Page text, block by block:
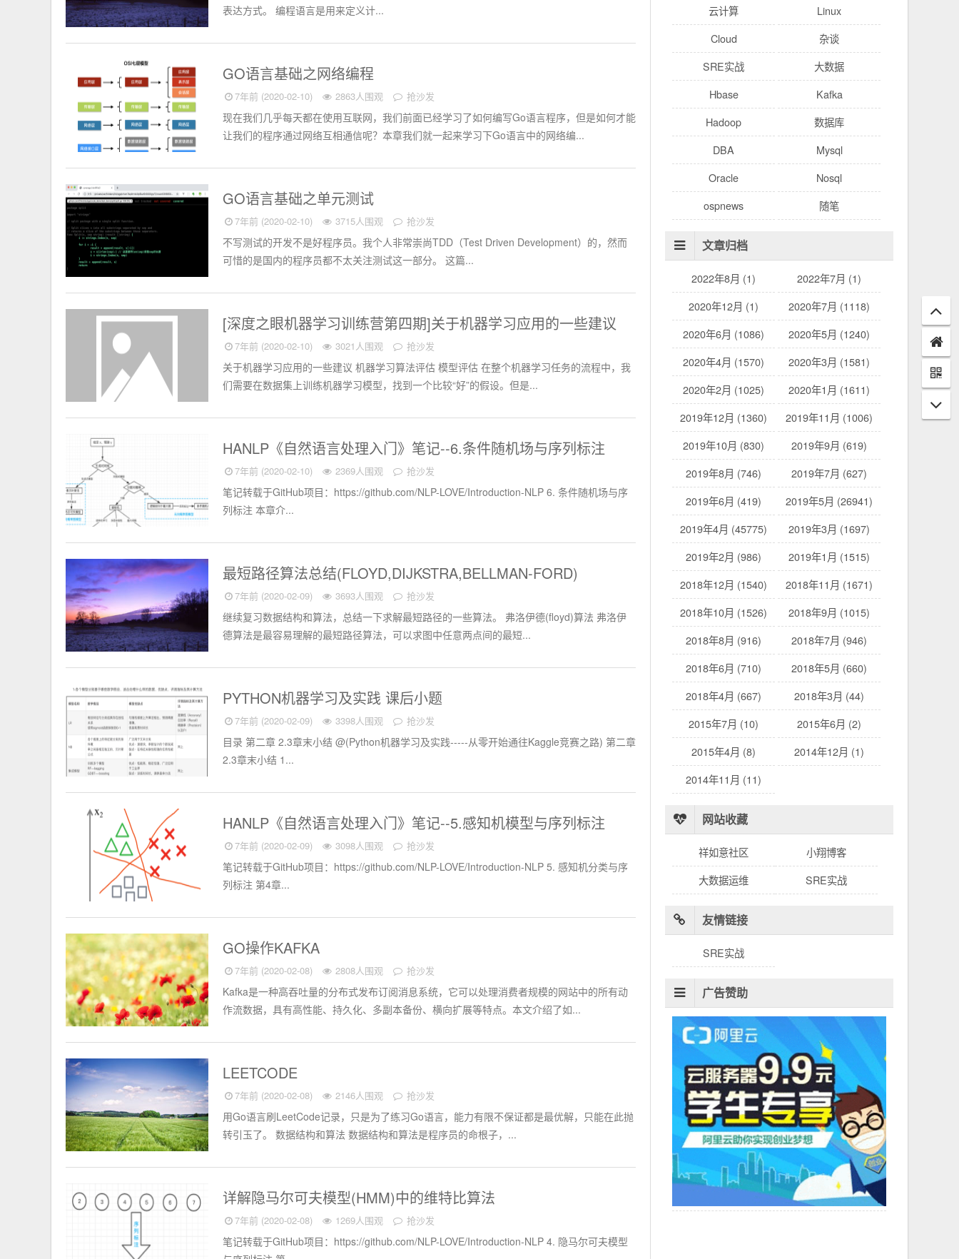
表达方式。 编程语言是用来定义计...
go GO语言基础之网络编程
7年前 (2020-02-10) 2863人围观 抢沙发
现在我们几乎每天都在使用互联网，我们前面已经学习了如何编写Go语言程序，但是如何才能
让我们的程序通过网络互相通信呢？本章我们就一起来学习下Go语言中的网络编...
go GO语言基础之单元测试
7年前 (2020-02-10) 3715人围观 抢沙发
不写测试的开发不是好程序员。我个人非常崇尚TDD（Test Driven Development）的，然而
可惜的是国内的程序员都不太关注测试这一部分。 这篇...
人工智能 [深度之眼机器学习训练营第四期]关于机器学习应用的一些建议
7年前 (2020-02-10) 3021人围观 抢沙发
关于机器学习应用的一些建议 机器学习算法评估 模型评估 在整个机器学习任务的流程中，我
们需要在数据集上训练机器学习模型，找到一个比较“好”的假设。但是...
HANLP《自然语言处理入门》笔记--6.条件随机场与序列标注
7年前 (2020-02-10) 2369人围观 抢沙发
笔记转载于GitHub项目：https://github.com/NLP-LOVE/Introduction-NLP 6. 条件随机场与序
列标注 本章介...
算法 最短路径算法总结(FLOYD,DIJKSTRA,BELLMAN-FORD)
7年前 (2020-02-09) 3693人围观 抢沙发
继续复习数据结构和算法，总结一下求解最短路径的一些算法。 弗洛伊德(floyd)算法 弗洛伊
德算法是最容易理解的最短路径算法，可以求图中任意两点间的最短...
人工智能 PYTHON机器学习及实践 课后小题
7年前 (2020-02-09) 3398人围观 抢沙发
目录 第二章 2.3章末小结 @(Python机器学习及实践-----从零开始通往Kaggle竞赛之路) 第二章
2.3章末小结 1...
人工智能 HANLP《自然语言处理入门》笔记--5.感知机模型与序列标注
7年前 (2020-02-09) 3098人围观 抢沙发
笔记转载于GitHub项目：https://github.com/NLP-LOVE/Introduction-NLP 5. 感知机分类与序
列标注 第4章...
go GO操作KAFKA
7年前 (2020-02-08) 2808人围观 抢沙发
Kafka是一种高吞吐量的分布式发布订阅消息系统，它可以处理消费者规模的网站中的所有动
作流数据，具有高性能、持久化、多副本备份、横向扩展等特点。本文介绍了如...
go LEETCODE
7年前 (2020-02-08) 2146人围观 抢沙发
用Go语言刷LeetCode记录，只是为了练习Go语言，能力有限不保证都是最优解，只能在此抛
转引玉了。 数据结构和算法 数据结构和算法是程序员的命根子，...
人工智能 详解隐马尔可夫模型(HMM)中的维特比算法
7年前 (2020-02-08) 1269人围观 抢沙发
笔记转载于GitHub项目：https://github.com/NLP-LOVE/Introduction-NLP 4. 隐马尔可夫模型
云计算
Linux
Cloud
杂谈
SRE实战
大数据
Hbase
Kafka
Hadoop
数据库
DBA
Mysql
Oracle
Nosql
ospnews
随笔
文章归档
2022年8月 (1)
2022年7月 (1)
2020年12月 (1)
2020年7月 (1118)
2020年6月 (1086)
2020年5月 (1240)
2020年4月 (1570)
2020年3月 (1581)
2020年2月 (1025)
2020年1月 (1611)
2019年12月 (1360)
2019年11月 (1006)
2019年10月 (830)
2019年9月 (619)
2019年8月 (746)
2019年7月 (627)
2019年6月 (419)
2019年5月 (26941)
2019年4月 (45775)
2019年3月 (1697)
2019年2月 (986)
2019年1月 (1515)
2018年12月 (1540)
2018年11月 (1671)
2018年10月 (1526)
2018年9月 (1015)
2018年8月 (916)
2018年7月 (946)
2018年6月 (710)
2018年5月 (660)
2018年4月 (667)
2018年3月 (44)
2015年7月 (10)
2015年6月 (2)
2015年4月 (8)
2014年12月 (1)
2014年11月 (11)
网站收藏
祥如意社区
小翔博客
大数据运维
SRE实战
友情链接
SRE实战
广告赞助